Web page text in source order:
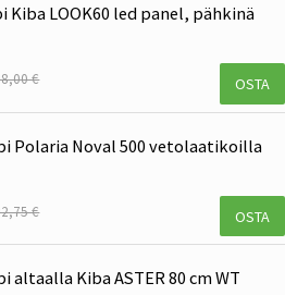
Kiba LOOK60 led panel, pähkinä
€ OSTA
Polaria Noval 500 vetolaatikoilla
€ OSTA
altaalla Kiba ASTER 80 cm WT